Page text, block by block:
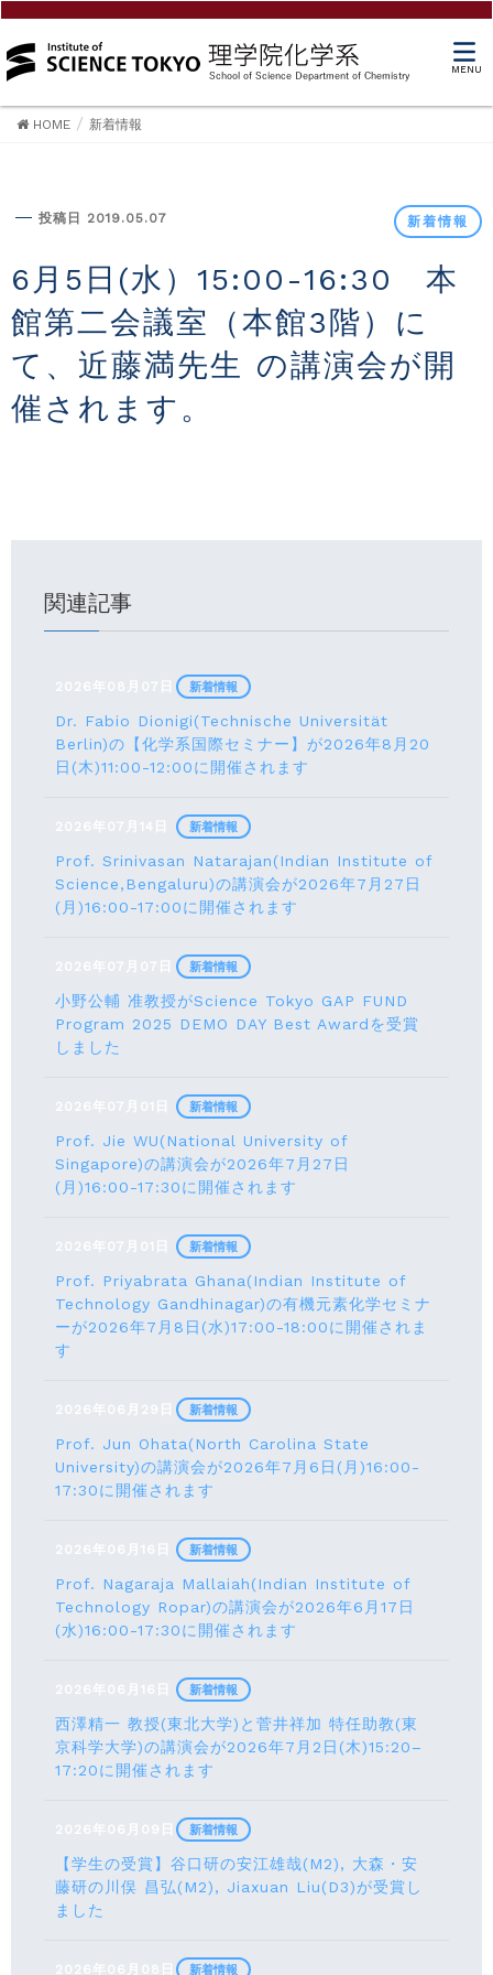
MENU
HOME 新着情報
投稿日 2019.05.07 新着情報
6月5日(水）15:00-16:30 本
館第二会議室（本館3階）に
て、近藤満先生 の講演会が開
催されます。
関連記事
2026年08月07日
Dr. Fabio Dionigi(Technische Universität
Berlin)の【化学系国際セミナー】が2026年8⽉20
⽇(⽊)11:00-12:00に開催されます
新着情報
2026年07月14日
Prof. Srinivasan Natarajan(Indian Institute of
Science,Bengaluru)の講演会が2026年7月27⽇
(月)16:00-17:00に開催されます
新着情報
2026年07月07日
小野公輔 准教授がScience Tokyo GAP FUND
Program 2025 DEMO DAY Best Awardを受賞
しました
新着情報
2026年07月01日
Prof. Jie WU(National University of
Singapore)の講演会が2026年7月27日
(月)16:00-17:30に開催されます
新着情報
2026年07月01日
Prof. Priyabrata Ghana(Indian Institute of
Technology Gandhinagar)の有機元素化学セミナ
ーが2026年7月8日(水)17:00-18:00に開催されま
す
新着情報
2026年06月29日
Prof. Jun Ohata(North Carolina State
University)の講演会が2026年7月6日(月)16:00-
17:30に開催されます
新着情報
2026年06月16日
Prof. Nagaraja Mallaiah(Indian Institute of
Technology Ropar)の講演会が2026年6月17⽇
(水)16:00-17:30に開催されます
新着情報
2026年06月16日
西澤精一 教授(東北大学)と菅井祥加 特任助教(東
京科学大学)の講演会が2026年7月2日(木)15:20–
17:20に開催されます
新着情報
2026年06月09日
【学生の受賞】谷口研の安江雄哉(M2), 大森・安
藤研の川俣 昌弘(M2), Jiaxuan Liu(D3)が受賞し
ました
新着情報
2026年06月08日 新着情報